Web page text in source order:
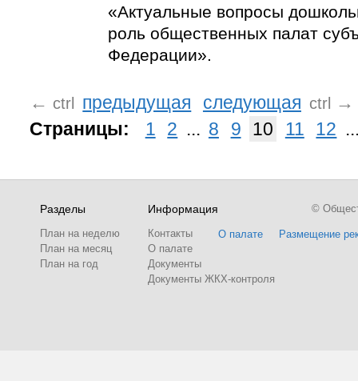
«Актуальные вопросы
роль общественных палат
Федерации».
← ctrl предыдущая следующая ctrl
→
Страницы:
1 2 ... 8 9 10 11 12
Разделы
План на неделю
План на месяц
План на год
Информация
Контакты
О палате
Документы
Документы ЖКХ-контроля
О палате Размещение
©